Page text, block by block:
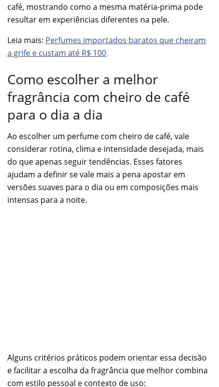
café, mostrando como a mesma matéria-prima pode
resultar em experiências diferentes na pele.
Leia mais: Perfumes importados baratos que cheiram
a grife e custam até R$ 100
Como escolher a melhor
fragrância com cheiro de café
para o dia a dia
Ao escolher um perfume com cheiro de café, vale
considerar rotina, clima e intensidade desejada, mais
do que apenas seguir tendências. Esses fatores
ajudam a definir se vale mais a pena apostar em
versões suaves para o dia ou em composições mais
intensas para a noite.
Alguns critérios práticos podem orientar essa decisão
e facilitar a escolha da fragrância que melhor combina
com estilo pessoal e contexto de uso: